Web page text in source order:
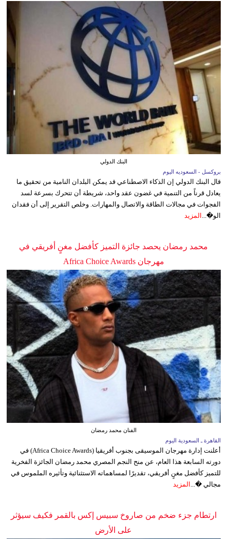
البنك الدولي
بروكسل - السعوديه اليوم
قال البنك الدولي إن الذكاء الاصطناعي قد يمكن البلدان النامية من تحقيق ما
يعادل قرناً من التنمية في غضون عقد واحد، شريطة أن تتحرك بسرعة لسد
الفجوات في مجالات الطاقة والاتصال والمهارات. وخلص التقرير إلى أن فقدان
الو�... المزيد
محمد رمضان يحصد جائزة التميز كأفضل مغنٍ أفريقي في
مهرجان Africa Choice Awards
الفنان محمد رمضان
القاهرة ـ السعودية اليوم
أعلنت إدارة مهرجان الموسيقى بجنوب أفريقيا (Africa Choice Awards) في
دورته السابعة هذا العام، عن منح النجم المصري محمد رمضان الجائزة الفخرية
للتميز كأفضل مغنٍ أفريقي، تقديرًا لمساهماته الاستثنائية وتأثيره الملموس في
مجالي �...
المزيد
ارتطام جزء ضخم من صاروخ سبيس إكس بالقمر فكيف سيؤثر
على الأرض